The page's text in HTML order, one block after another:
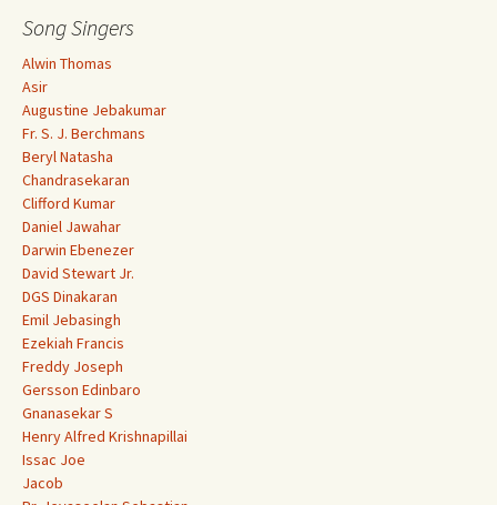
Song Singers
Alwin Thomas
Asir
Augustine Jebakumar
Fr. S. J. Berchmans
Beryl Natasha
Chandrasekaran
Clifford Kumar
Daniel Jawahar
Darwin Ebenezer
David Stewart Jr.
DGS Dinakaran
Emil Jebasingh
Ezekiah Francis
Freddy Joseph
Gersson Edinbaro
Gnanasekar S
Henry Alfred Krishnapillai
Issac Joe
Jacob